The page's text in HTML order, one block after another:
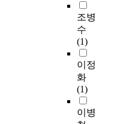
조병
수
(1)
이정
화
(1)
이병